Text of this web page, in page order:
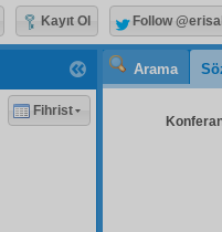
Arama
Fihrist
Kayıt Ol Follow